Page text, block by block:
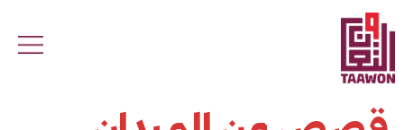
Skip to main content